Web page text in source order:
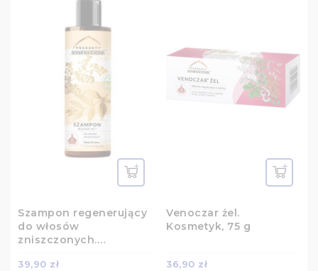
Szampon regenerujący
do włosów
zniszczonych.
39,90 zł
Venoczar żel.
Kosmetyk, 75 g
36,90 zł